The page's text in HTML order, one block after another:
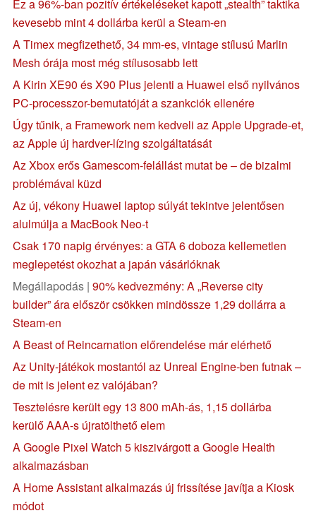
Ez a 96%-ban pozitív értékeléseket kapott „stealth” taktika
kevesebb mint 4 dollárba kerül a Steam-en
A Timex megfizethető, 34 mm-es, vintage stílusú Marlin
Mesh órája most még stílusosabb lett
A Kirin XE90 és X90 Plus jelenti a Huawei első nyilvános
PC-processzor-bemutatóját a szankciók ellenére
Úgy tűnik, a Framework nem kedveli az Apple Upgrade-et,
az Apple új hardver-lízing szolgáltatását
Az Xbox erős Gamescom-felállást mutat be – de bizalmi
problémával küzd
Az új, vékony Huawei laptop súlyát tekintve jelentősen
alulmúlja a MacBook Neo-t
Csak 170 napig érvényes: a GTA 6 doboza kellemetlen
meglepetést okozhat a japán vásárlóknak
Megállapodás | 90% kedvezmény: A „Reverse city
builder” ára először csökken mindössze 1,29 dollárra a
Steam-en
A Beast of Reincarnation előrendelése már elérhető
Az Unity-játékok mostantól az Unreal Engine-ben futnak –
de mit is jelent ez valójában?
Tesztelésre került egy 13 800 mAh-ás, 1,15 dollárba
kerülő AAA-s újratölthető elem
A Google Pixel Watch 5 kiszivárgott a Google Health
alkalmazásban
A Home Assistant alkalmazás új frissítése javítja a Kiosk
módot